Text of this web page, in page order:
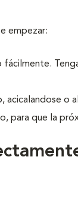
empezar:
acicalandose o
para que la